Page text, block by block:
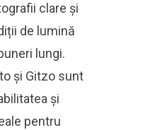
clare și
de lumină
lungi.
și Gitzo sunt
și
pentru